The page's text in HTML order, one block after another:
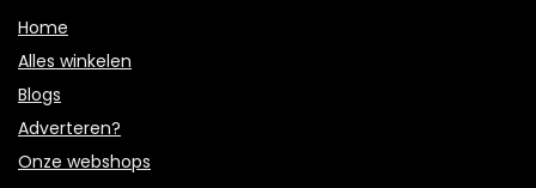
Home
Alles winkelen
Blogs
Adverteren?
Onze webshops